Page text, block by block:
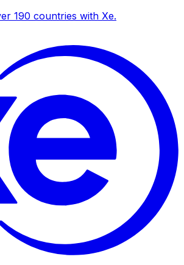
190 countries with Xe.